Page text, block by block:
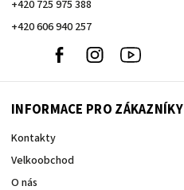
+420 725 975 388
+420 606 940 257
+420
940
Facebook Instagram
INFORMACE PRO ZÁKAZNÍKY
Kontakty
Velkoobchod
O nás